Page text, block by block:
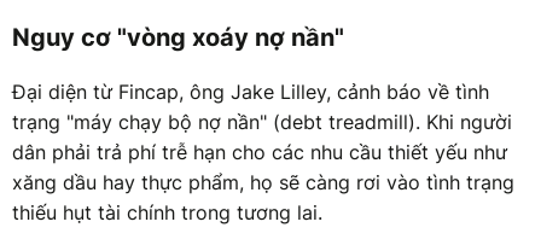
Nguy cơ "vòng xoáy nợ nần"
Đại diện từ Fincap, ông Jake Lilley, cảnh báo về tình
trạng "máy chạy bộ nợ nần" (debt treadmill). Khi người
dân phải trả phí trễ hạn cho các nhu cầu thiết yếu như
xăng dầu hay thực phẩm, họ sẽ càng rơi vào tình trạng
thiếu hụt tài chính trong tương lai.